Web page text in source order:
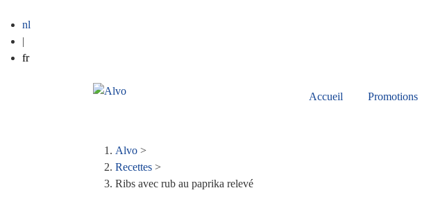
nl
|
fr
Accueil Promotions
Fil
Alvo >
Recettes >
Ribs avec rub au paprika relevé